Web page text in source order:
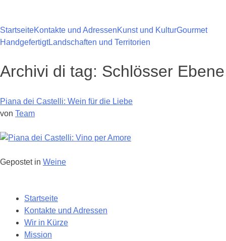
springen
StartseiteKontakte und AdressenKunst und KulturGourmet
HandgefertigtLandschaften und Territorien
Archivi di tag: Schlösser Ebene
Piana dei Castelli: Wein für die Liebe
von Team
Gepostet in Weine
Navigazione
Startseite
Kontakte und Adressen
Wir in Kürze
Mission